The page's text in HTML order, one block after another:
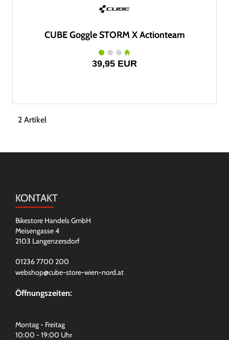
CUBE Goggle STORM X Actionteam
39,95 EUR
2 Artikel
KONTAKT
Bikestore Handels GmbH
Meisengasse 4
2103 Langenzersdorf
01236 7700 200
webshop@cube-store-wien-nord.at
Öffnungszeiten:
Montag - Freitag
10:00 - 19:00 Uhr